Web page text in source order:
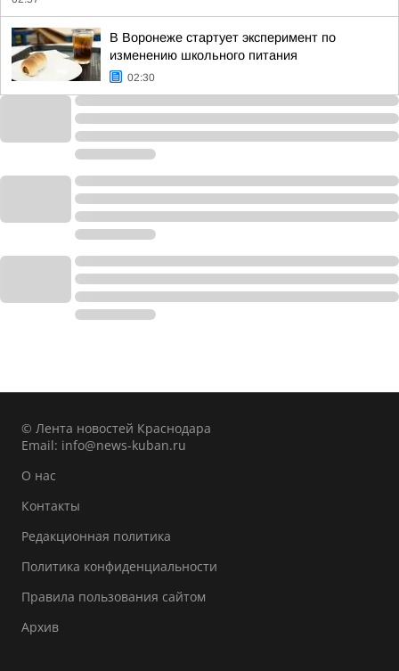
В Воронеже стартует эксперимент по
изменению школьного питания
02:30
© Лента новостей Краснодара
Email: info@news-kuban.ru
О нас
Контакты
Редакционная политика
Политика конфиденциальности
Правила пользования сайтом
Архив